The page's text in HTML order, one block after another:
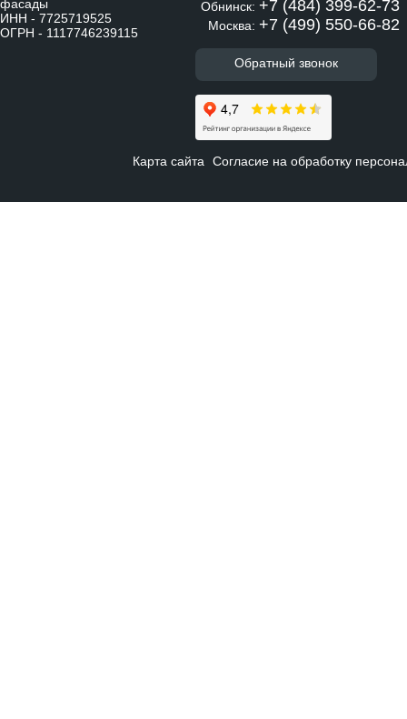
фасады
ИНН - 7725719525
ОГРН - 1117746239115
Обнинск: +7 (484) 399-62-73
Москва: +7 (499) 550-66-82
Обратный звонок
Карта сайта Согласие на обработку